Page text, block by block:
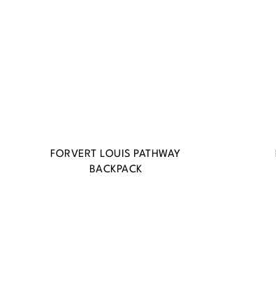
FORVERT LOUIS PATHWAY
BACKPACK